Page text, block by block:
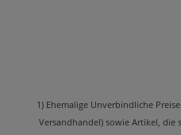
1) Ehemalige Unverbindliche
Versandhandel) sowie Artikel,